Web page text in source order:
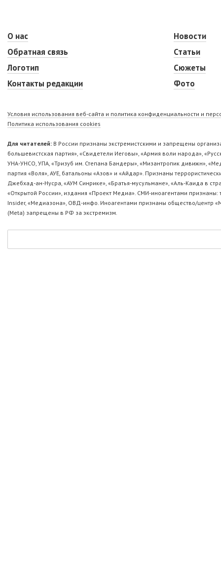
О нас
Обратная связь
Логотип
Контакты редакции
Новости
Статьи
Сюжеты
Фото
Условия использования веб-сайта и политика конфиденциальности и
Политика использования cookies
Для читателей: В России признаны экстремистскими и запрещены
большевистская партия», «Свидетели Иеговы», «Армия воли народа»,
УНА-УНСО, УПА, «Тризуб им. Степана Бандеры», «Мизантропик дивижн»,
партия «Воля», АУЕ, батальоны «Азов» и «Айдар». Признаны
Джебхад-ан-Нусра, «АУМ Синрике», «Братья-мусульмане», «Аль-Каида в
«Открытой России», издания «Проект Медиа». СМИ-иноагентами
Insider, «Медиазона», ОВД-инфо. Иноагентами признаны общество/центр
(Metа) запрещены в РФ за экстремизм.